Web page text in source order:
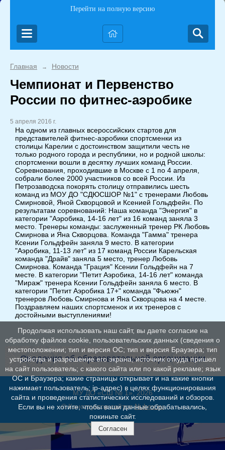
Перейти на полную версию
Главная → Новости
Чемпионат и Первенство
России по фитнес-аэробике
5 апреля 2016 г.
На одном из главных всероссийских стартов для
представителей фитнес-аэробики спортсменки из
столицы Карелии с достоинством защитили честь не
только родного города и республики, но и родной школы:
спортсменки вошли в десятку лучших команд России.
Соревнования, проходившие в Москве с 1 по 4 апреля,
собрали более 2000 участников со всей России. Из
Петрозаводска покорять столицу отправились шесть
команд из МОУ ДО "СДЮСШОР №1" с тренерами Любовь
Смирновой, Яной Скворцовой и Ксенией Гольдфейн. По
результатам соревнований: Наша команда "Энергия" в
категории "Аэробика, 14-16 лет" из 16 команд заняла 3
место. Тренеры команды: заслуженный тренер РК Любовь
Смирнова и Яна Скворцова. Команда "Гамма" тренера
Ксении Гольдфейн заняла 9 место. В категории
"Аэробика, 11-13 лет" из 17 команд России Карельская
команда "Драйв" заняла 5 место, тренер Любовь
Смирнова. Команда "Грация" Ксении Гольдфейн на 7
месте. В категории "Петит Аэробика, 14-16 лет" команда
"Мираж" тренера Ксении Гольдфейн заняла 6 место. В
категории "Петит Аэробика 17+" команда "Фьюжн"
тренеров Любовь Смирнова и Яна Скворцова на 4 месте.
Поздравляем наших спортсменок и их тренеров с
достойными выступлениями!
Сведения об образовательной организации
МУ ДО «СШ № 1», 2026
© Конструктор сайтовNubex.ru
Продолжая использовать наш сайт, вы даете согласие на
обработку файлов cookie, пользовательских данных (сведения о
местоположении; тип и версия ОС; тип и версия Браузера; тип
устройства и разрешение его экрана; источник откуда пришел
на сайт пользователь; с какого сайта или по какой рекламе; язык
ОС и Браузера; какие страницы открывает и на какие кнопки
нажимает пользователь; ip-адрес) в целях функционирования
сайта и проведения статистических исследований и обзоров.
Если вы не хотите, чтобы ваши данные обрабатывались,
покиньте сайт.
Согласен